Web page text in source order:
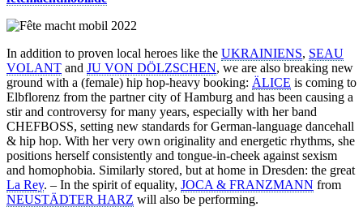
In addition to proven local heroes like the UKRAINIENS, SEAU
VOLANT and JU VON DÖLZSCHEN, we are also breaking new
ground with a (female) hip hop-heavy booking: ÄLICE is coming to
Elbflorenz from the partner city of Hamburg and has been causing a
stir and controversy for many years, especially with her band
CHEFBOSS, setting new standards for German-language dancehall
& hip hop. With her very own originality and energetic rhythms, she
positions herself consistently and tongue-in-cheek against sexism
and homophobia. Similarly stored, but at home in Dresden: the great
La Rey. – In the spirit of equality, JOCA & FRANZMANN from
NEUSTÄDTER HARZ will also be performing.